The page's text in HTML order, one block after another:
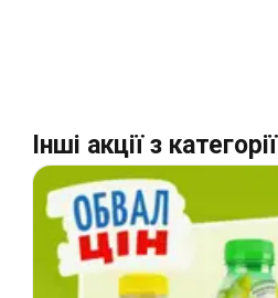
Інші акції з категорії